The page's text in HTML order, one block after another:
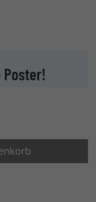
Poster!